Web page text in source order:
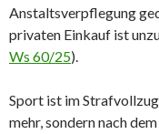
Anstaltsverpflegung
privaten Einkauf ist
Ws 60/25).
Sport ist im
mehr, sondern nach